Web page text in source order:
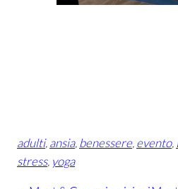
adulti, ansia, benessere, evento,
stress, yoga